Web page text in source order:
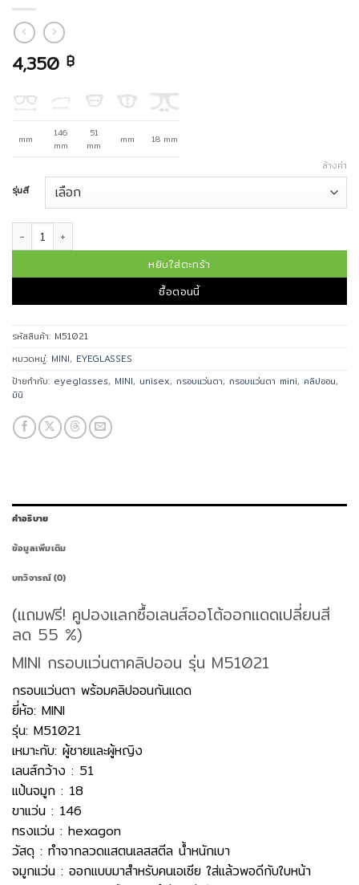
4,350 ฿
mm
146
mm
51
mm
mm 18 mm
รุ่นสี
ล้างค่า
จำนวน MINI กรอบแว่นตาคลิปออน รุ่น M51021 ชิ้น
หยิบใส่ตะกร้า
ซื้อตอนนี้
รหัสสินค้า: M51021
หมวดหมู่: MINI, EYEGLASSES
ป้ายกำกับ: eyeglasses, MINI, unisex, กรอบแว่นตา, กรอบแว่นตา mini, คลิปออน,
มินิ
คำอธิบาย
ข้อมูลเพิ่มเติม
บทวิจารณ์ (0)
(แถมฟรี! คูปองแลกซื้อเลนส์ออโต้ออกแดดเปลี่ยนสี
ลด 55 %)
MINI กรอบแว่นตาคลิปออน รุ่น M51021
กรอบแว่นตา พร้อมคลิปออนกันแดด
ยี่ห้อ: MINI
รุ่น: M51021
เหมาะกับ: ผู้ชายและผู้หญิง
เลนส์กว้าง : 51
แป้นจมูก : 18
ขาแว่น : 146
ทรงแว่น : hexagon
วัสดุ : ทำจากลวดแสตนเลสสตีล น้ำหนักเบา
จมูกแว่น : ออกแบบมาสำหรับคนเอเซีย ใส่แล้วพอดีกับใบหน้า